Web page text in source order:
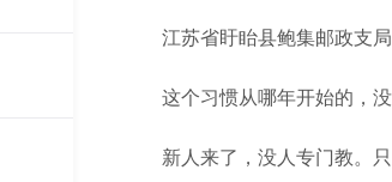
江苏省盱眙县鲍集邮政支局
这个习惯从哪年开始的，没
新人来了，没人专门教。只